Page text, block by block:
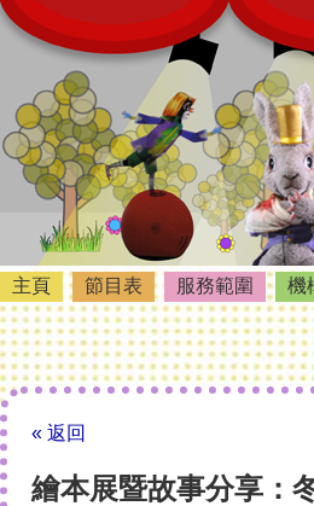
主頁 節目表 服務範圍 機
« 返回
繪本展暨故事分享：